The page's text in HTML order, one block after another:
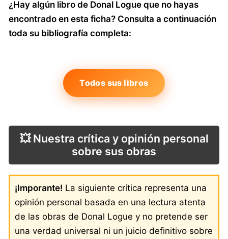
¿Hay algún libro de Donal Logue que no hayas
encontrado en esta ficha? Consulta a continuación
toda su bibliografía completa:
Todos sus libros
💥 Nuestra crítica y opinión personal
sobre sus obras
¡Imporante! La siguiente crítica representa una
opinión personal basada en una lectura atenta
de las obras de Donal Logue y no pretende ser
una verdad universal ni un juicio definitivo sobre